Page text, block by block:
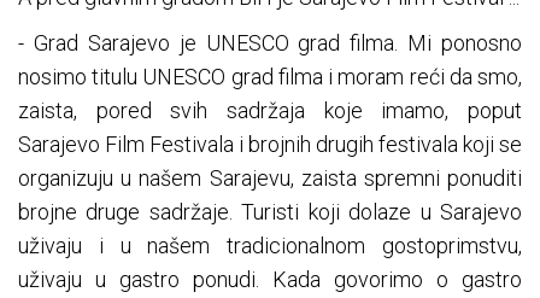
- Grad Sarajevo je UNESCO grad filma. Mi ponosno
nosimo titulu UNESCO grad filma i moram reći da smo,
zaista, pored svih sadržaja koje imamo, poput
Sarajevo Film Festivala i brojnih drugih festivala koji se
organizuju u našem Sarajevu, zaista spremni ponuditi
brojne druge sadržaje. Turisti koji dolaze u Sarajevo
uživaju i u našem tradicionalnom gostoprimstvu,
uživaju u gastro ponudi. Kada govorimo o gastro